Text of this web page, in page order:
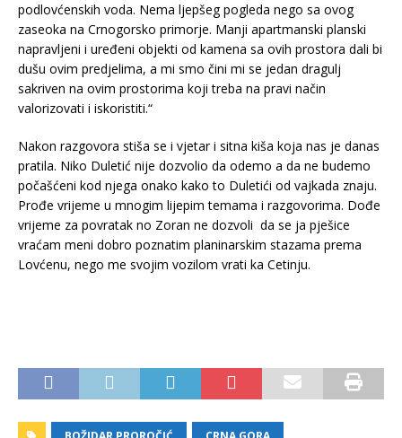
podlovćenskih voda. Nema ljepšeg pogleda nego sa ovog
zaseoka na Crnogorsko primorje. Manji apartmanski planski
napravljeni i uređeni objekti od kamena sa ovih prostora dali bi
dušu ovim predjelima, a mi smo čini mi se jedan dragulj
sakriven na ovim prostorima koji treba na pravi način
valorizovati i iskoristiti.“
Nakon razgovora stiša se i vjetar i sitna kiša koja nas je danas
pratila. Niko Duletić nije dozvolio da odemo a da ne budemo
počašćeni kod njega onako kako to Duletići od vajkada znaju.
Prođe vrijeme u mnogim lijepim temama i razgovorima. Dođe
vrijeme za povratak no Zoran ne dozvoli da se ja pješice
vraćam meni dobro poznatim planinarskim stazama prema
Lovćenu, nego me svojim vozilom vrati ka Cetinju.